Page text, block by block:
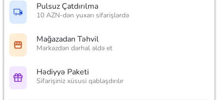
Pulsuz Çatdırılma
10 AZN-dən yuxarı sifarişlərdə
Mağazadan Təhvil
Mərkəzdən dərhal əldə et
Hədiyyə Paketi
Sifarişiniz xüsusi qablaşdırılır